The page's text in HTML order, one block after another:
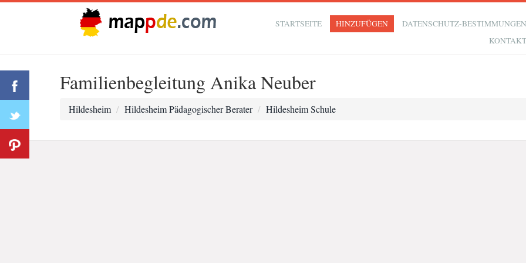
STARTSEITE HINZUFÜGEN
DATENSCHUTZ-
Familienbegleitung Anika Neuber
Hildesheim Hildesheim Pädagogischer Berater Hildesheim Schule